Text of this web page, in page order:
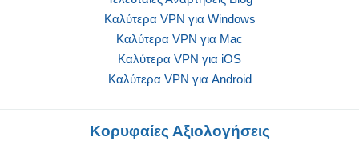
Καλύτερα VPN για Windows
Καλύτερα VPN για Mac
Καλύτερα VPN για iOS
Καλύτερα VPN για Android
Κορυφαίες Αξιολογήσεις